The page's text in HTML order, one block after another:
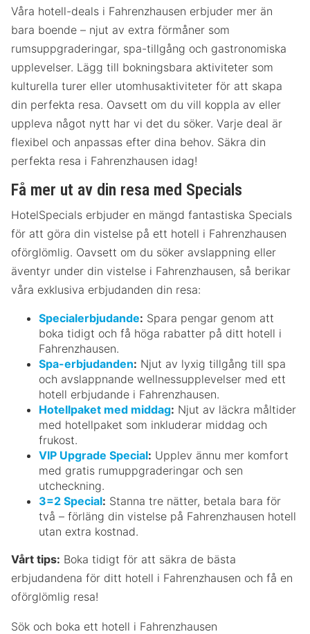
Våra hotell-deals i Fahrenzhausen erbjuder mer än
bara boende – njut av extra förmåner som
rumsuppgraderingar, spa-tillgång och gastronomiska
upplevelser. Lägg till bokningsbara aktiviteter som
kulturella turer eller utomhusaktiviteter för att skapa
din perfekta resa. Oavsett om du vill koppla av eller
uppleva något nytt har vi det du söker. Varje deal är
flexibel och anpassas efter dina behov. Säkra din
perfekta resa i Fahrenzhausen idag!
Få mer ut av din resa med Specials
HotelSpecials erbjuder en mängd fantastiska Specials
för att göra din vistelse på ett hotell i Fahrenzhausen
oförglömlig. Oavsett om du söker avslappning eller
äventyr under din vistelse i Fahrenzhausen, så berikar
våra exklusiva erbjudanden din resa:
Specialerbjudande: Spara pengar genom att
boka tidigt och få höga rabatter på ditt hotell i
Fahrenzhausen.
Spa-erbjudanden: Njut av lyxig tillgång till spa
och avslappnande wellnessupplevelser med ett
hotell erbjudande i Fahrenzhausen.
Hotellpaket med middag: Njut av läckra måltider
med hotellpaket som inkluderar middag och
frukost.
VIP Upgrade Special: Upplev ännu mer komfort
med gratis rumuppgraderingar och sen
utcheckning.
3=2 Special: Stanna tre nätter, betala bara för
två – förläng din vistelse på Fahrenzhausen hotell
utan extra kostnad.
Vårt tips: Boka tidigt för att säkra de bästa
erbjudandena för ditt hotell i Fahrenzhausen och få en
oförglömlig resa!
Sök och boka ett hotell i Fahrenzhausen